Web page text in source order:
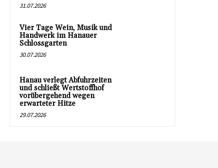
31.07.2026
Vier Tage Wein, Musik und
Handwerk im Hanauer
Schlossgarten
30.07.2026
Hanau verlegt Abfuhrzeiten
und schließt Wertstoffhof
vorübergehend wegen
erwarteter Hitze
29.07.2026